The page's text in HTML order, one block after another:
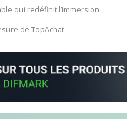
qui redéfinit l’immersion
de TopAchat